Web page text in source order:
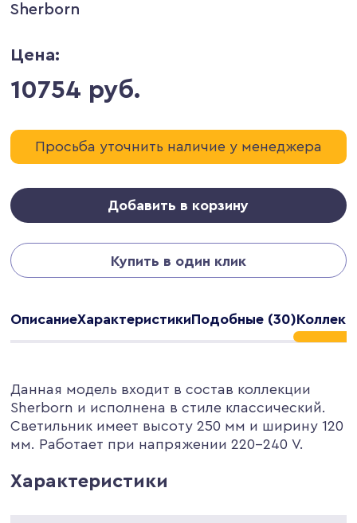
Sherborn
Цена:
10754 руб.
Просьба уточнить наличие у менеджера
Добавить в корзину
Купить в один клик
ОписаниеХарактеристикиПодобные (30)
Данная модель входит в состав коллекции
Sherborn и исполнена в стиле классический.
Светильник имеет высоту 250 мм и ширину 120
мм. Работает при напряжении 220-240 V.
Характеристики